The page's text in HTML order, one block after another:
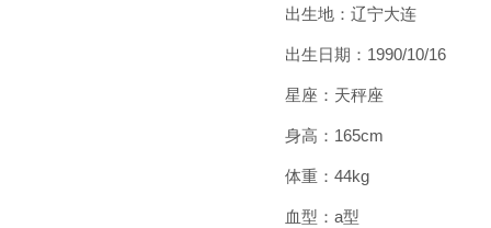
出生地：辽宁大连
出生日期：1990/10/16
星座：天秤座
身高：165cm
体重：44kg
血型：a型